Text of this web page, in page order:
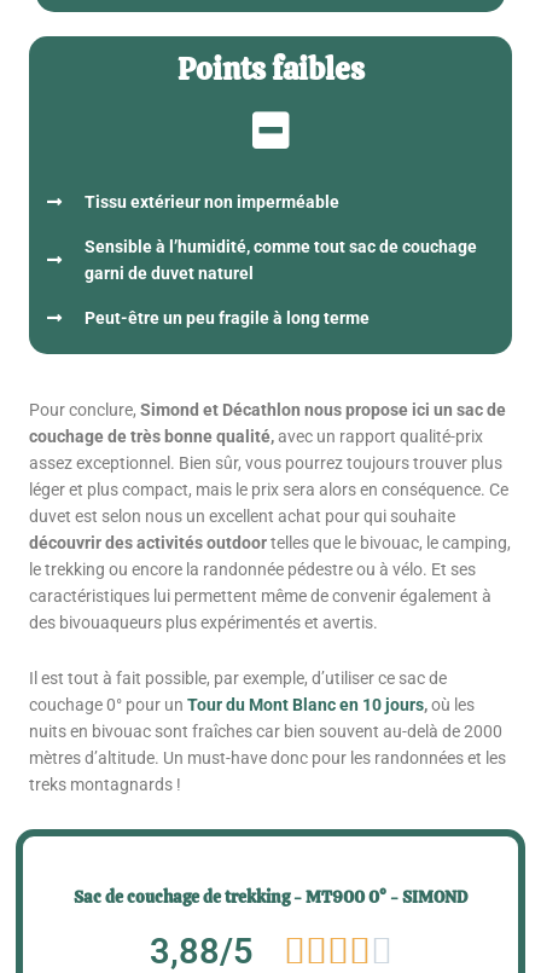
Points faibles
Tissu extérieur non imperméable
Sensible à l’humidité, comme tout sac de couchage
garni de duvet naturel
Peut-être un peu fragile à long terme
Pour conclure, Simond et Décathlon nous propose ici un sac de
couchage de très bonne qualité,avec un rapport qualité-prix
assez exceptionnel. Bien sûr, vous pourrez toujours trouver plus
léger et plus compact, mais le prix sera alors en conséquence. Ce
duvet est selon nous un excellent achat pour qui souhaite
découvrir des activités outdoortelles que le bivouac, le camping,
le trekking ou encore la randonnée pédestre ou à vélo. Et ses
caractéristiques lui permettent même de convenir également à
des bivouaqueurs plus expérimentés et avertis.
Il est tout à fait possible, par exemple, d’utiliser ce sac de
couchage 0° pour un Tour du Mont Blanc en 10 jours,où les
nuits en bivouac sont fraîches car bien souvent au-delà de 2000
mètres d’altitude. Un must-have donc pour les randonnées et les
treks montagnards !
Sac de couchage de trekking - MT900 0° - SIMOND
3,88/5 